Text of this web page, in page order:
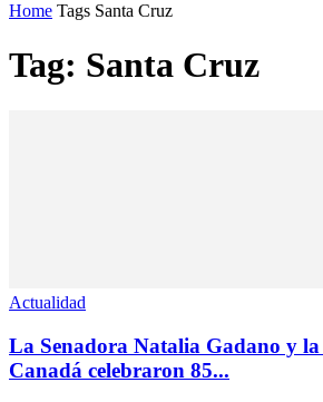
Home Tags Santa Cruz
Tag: Santa Cruz
Actualidad
La Senadora Natalia Gadano y
Canadá celebraron 85...